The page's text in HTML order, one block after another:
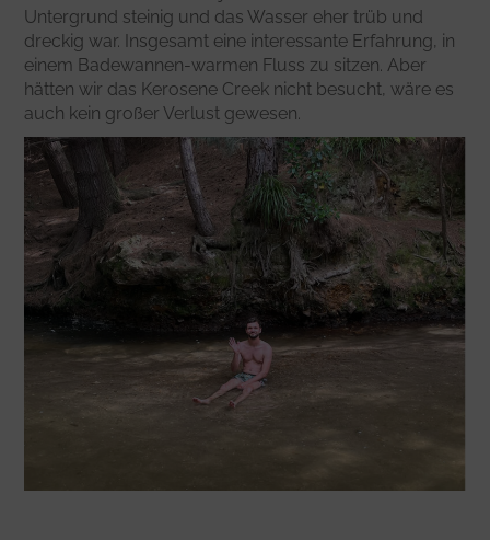
Untergrund steinig und das Wasser eher trüb und
dreckig war. Insgesamt eine interessante Erfahrung, in
einem Badewannen-warmen Fluss zu sitzen. Aber
hätten wir das Kerosene Creek nicht besucht, wäre es
auch kein großer Verlust gewesen.